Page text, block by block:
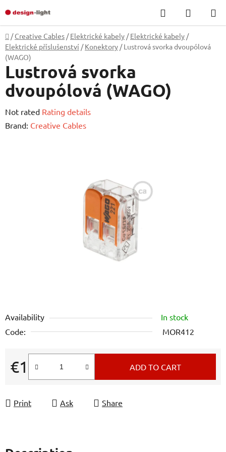
to
content
Search
CART
Home
/ Creative Cables / Elektrické kabely / Elektrické kabely /
Elektrické příslušenství / Konektory / Lustrová svorka dvoupólová
(WAGO)
Availability
In stock
Code:
MOR412
€1
Measure price:
ADD TO CART
Print Ask Share
Lustrová svorka
dvoupólová (WAGO)
The
average
Not rated Rating details
Brand: Creative Cables